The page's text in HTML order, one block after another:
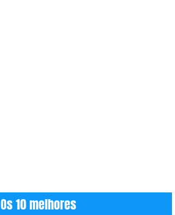
Os 10 melhores